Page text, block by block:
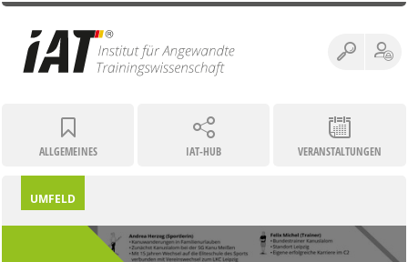
ALLGEMEINES IAT-HUB VERANSTALTUNGEN
UMFELD